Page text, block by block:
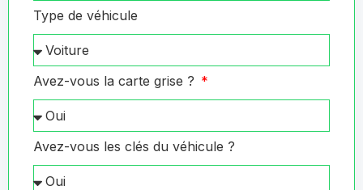
Type de véhicule
Avez-vous la carte grise ?
Avez-vous les clés du véhicule ?